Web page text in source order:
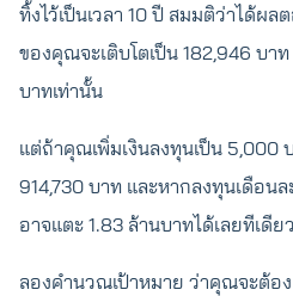
ทิ้งไว้เป็นเวลา 10 ปี สมมติว่าได้ผ
ของคุณจะเติบโตเป็น 182,946 บา
บาทเท่านั้น
แต่ถ้าคุณเพิ่มเงินลงทุนเป็น 5,000
914,730 บาท และหากลงทุนเดือ
อาจแตะ 1.83 ล้านบาทได้เลยทีเดียว
ลองคำนวณเป้าหมาย ว่าคุณจะต้อง